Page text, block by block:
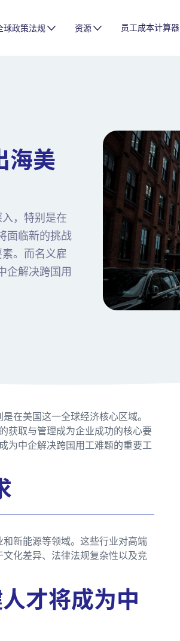
球政策法规 资源 员工成本计算器
海美
，特别是在
面临新的挑战
。而名义雇
企解决跨国用
在美国这一全球经济核心区域。
获取与管理成为企业成功的核心要
为中企解决跨国用工难题的重要工
新能源等领域。这些行业对高端
化差异、法律法规复杂性以及竞
才将成为中